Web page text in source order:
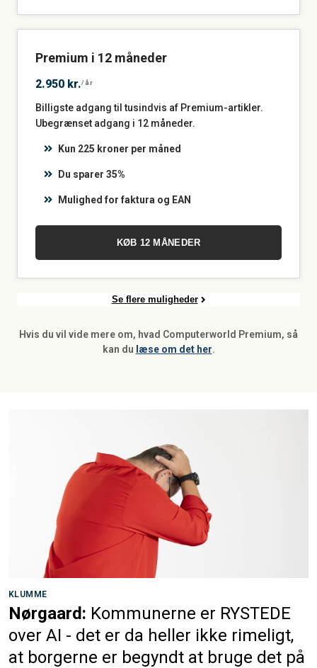
Premium i 12 måneder
2.950 kr./år
Billigste adgang til tusindvis af Premium-artikler.
Ubegrænset adgang i 12 måneder.
Kun 225 kroner per måned
Du sparer 35%
Mulighed for faktura og EAN
KØB 12 MÅNEDER
Se flere muligheder
Hvis du vil vide mere om, hvad Computerworld Premium, så
kan du læse om det her.
KLUMME
Nørgaard: Kommunerne er RYSTEDE
over AI - det er da heller ikke rimeligt,
at borgerne er begyndt at bruge det på